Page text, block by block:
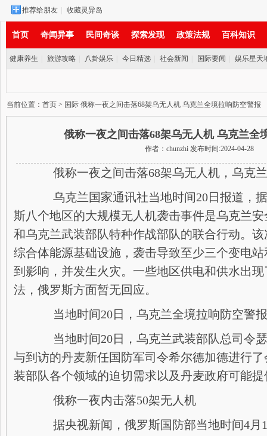
推荐给朋友 收藏灵异岛
首页 奇闻异事 民间奇谈 探索发现 政策法规 百科知识
实时新闻
健康养生 旅游攻略 八卦娱乐 今日精选 社会新闻 国际要闻 娱乐星天
当前位置： 首页 > 国际 俄称一夜之间击落68架乌无人机 乌克兰全境拉响防空警报
俄称一夜之间击落68架乌无人机 乌克兰全
作者：chunzhi 发布时间:2024-04-28
俄称一夜之间击落68架乌无人机，乌克
乌克兰国家通讯社当地时间20日报道，
斯八个地区的大规模无人机袭击事件是乌克兰
和乌克兰武装部队特种作战部队的联合行动。
综合体能源基础设施，袭击导致至少三个变电
到影响，并发生火灾。一些地区供电和供水出
法，俄罗斯方面暂无回应。
当地时间20日，乌克兰全境拉响防空警
当地时间20日，乌克兰武装部队总司令
与到访的丹麦新任国防军司令希尔德加德进行
装部队各个领域的迫切需求以及丹麦政府可能
俄称一夜内击落50架无人机
据央视新闻，俄罗斯国防部当地时间4月